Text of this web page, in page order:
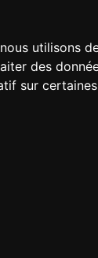
utilisons
des
sur